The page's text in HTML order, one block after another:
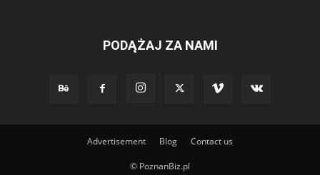
PODĄŻAJ ZA NAMI
Advertisement Blog Contact us
© PoznanBiz.pl